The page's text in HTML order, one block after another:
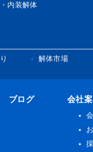
内装解体
解体市場
ブログ 会社